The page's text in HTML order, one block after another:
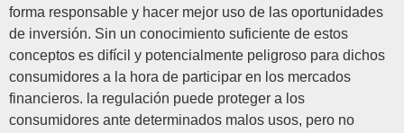
forma responsable y hacer mejor uso de las oportunidades
de inversión. Sin un conocimiento suficiente de estos
conceptos es difícil y potencialmente peligroso para dichos
consumidores a la hora de participar en los mercados
financieros. la regulación puede proteger a los
consumidores ante determinados malos usos, pero no